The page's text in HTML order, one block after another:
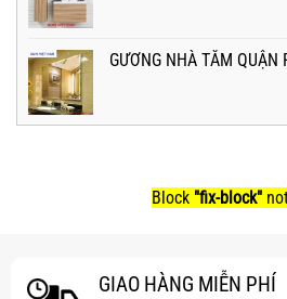
GƯƠNG NHÀ TẮM QUẬN
Block "fix-block"
GIAO HÀNG MIỄN PHÍ